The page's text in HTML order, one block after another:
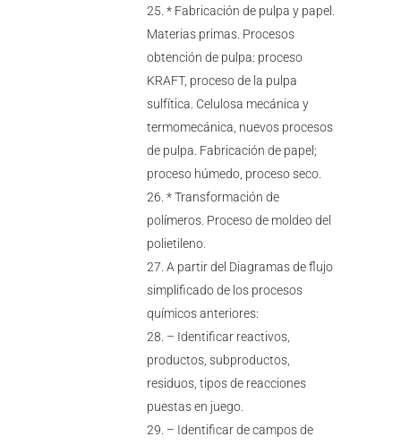
* Fabricación de pulpa y papel.
Materias primas. Procesos
obtención de pulpa: proceso
KRAFT, proceso de la pulpa
sulfítica. Celulosa mecánica y
termomecánica, nuevos procesos
de pulpa. Fabricación de papel;
proceso húmedo, proceso seco.
* Transformación de
polímeros. Proceso de moldeo del
polietileno.
A partir del Diagramas de flujo
simplificado de los procesos
químicos anteriores:
– Identificar reactivos,
productos, subproductos,
residuos, tipos de reacciones
puestas en juego.
– Identificar de campos de